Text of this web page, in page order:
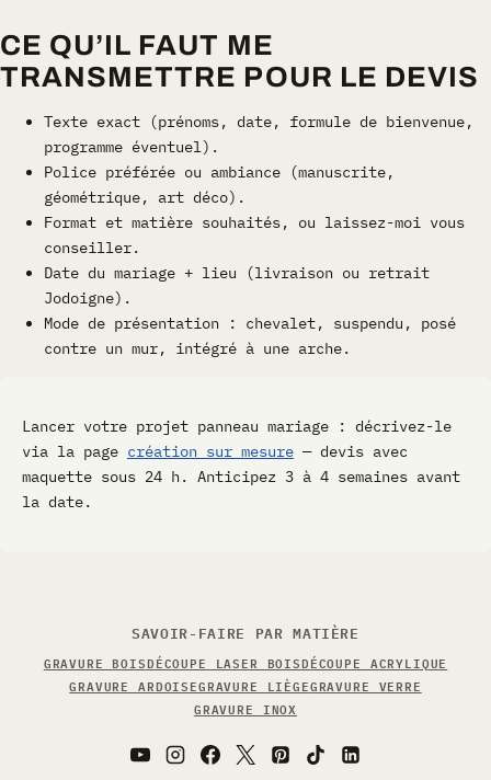
CE QU’IL FAUT ME
TRANSMETTRE POUR LE DEVIS
Texte exact (prénoms, date, formule de bienvenue,
programme éventuel).
Police préférée ou ambiance (manuscrite,
géométrique, art déco).
Format et matière souhaités, ou laissez-moi vous
conseiller.
Date du mariage + lieu (livraison ou retrait
Jodoigne).
Mode de présentation : chevalet, suspendu, posé
contre un mur, intégré à une arche.
Lancer votre projet panneau mariage : décrivez-le
via la page création sur mesure — devis avec
maquette sous 24 h. Anticipez 3 à 4 semaines avant
la date.
SAVOIR-FAIRE PAR MATIÈRE
GRAVURE BOISDÉCOUPE LASER BOISDÉCOUPE ACRYLIQUE
GRAVURE ARDOISEGRAVURE LIÈGEGRAVURE VERRE
GRAVURE INOX